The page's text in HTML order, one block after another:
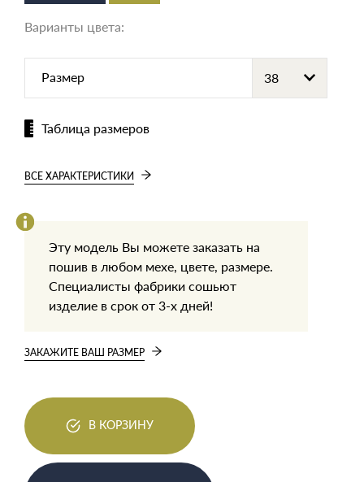
Варианты цвета:
Размер
Таблица размеров
ВСЕ ХАРАКТЕРИСТИКИ
Эту модель Вы можете заказать на
пошив в любом мехе, цвете, размере.
Специалисты фабрики сошьют
изделие в срок от 3-х дней!
ЗАКАЖИТЕ ВАШ РАЗМЕР
В КОРЗИНУ